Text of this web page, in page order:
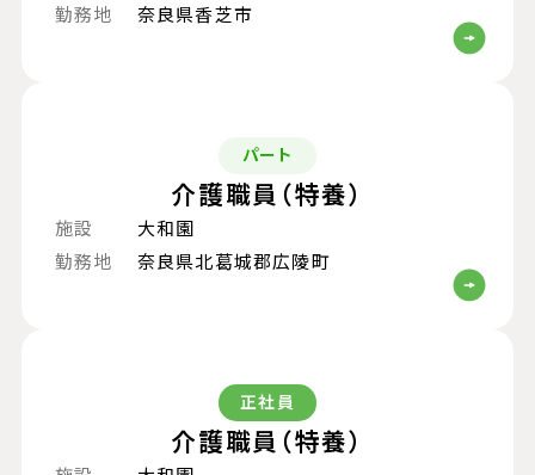
勤務地
奈良県香芝市
パート
介護職員（特養）
施設
大和園
勤務地
奈良県北葛城郡広陵町
正社員
介護職員（特養）